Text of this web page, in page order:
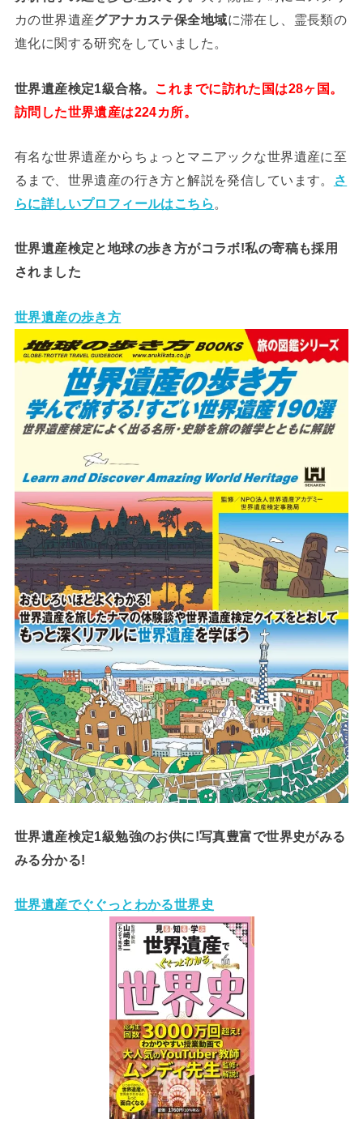
カの世界遺産グアナカステ保全地域に滞在し、霊長類の
進化に関する研究をしていました。
世界遺産検定1級合格。 これまでに訪れた国は28ヶ国。
訪問した世界遺産は224カ所。
有名な世界遺産からちょっとマニアックな世界遺産に至
るまで、世界遺産の行き方と解説を発信しています。
さ
らに詳しいプロフィールはこちら 。
世界遺産検定と地球の歩き方がコラボ!私の寄稿も採用
されました
世界遺産の歩き方
世界遺産検定1級勉強のお供に!写真豊富で世界史がみる
みる分かる!
世界遺産でぐぐっとわかる世界史